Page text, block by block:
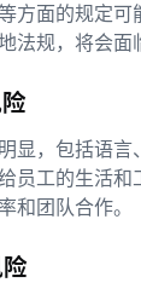
方面的规定可
法规，将会面
显，包括语言
员工的生活和
和团队合作。